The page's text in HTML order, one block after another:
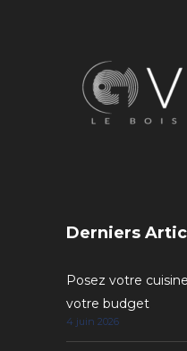
Derniers
Posez votre
votre budget
4 juin 2026